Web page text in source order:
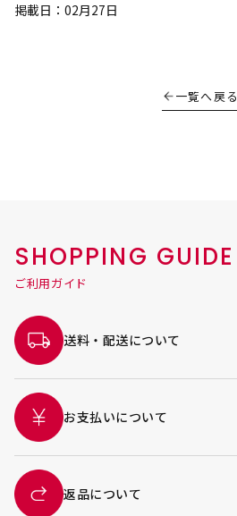
掲載日：02月27日
一覧へ戻る
SHOPPING GUIDE
ご利用ガイド
送料・配送について
お支払いについて
返品について